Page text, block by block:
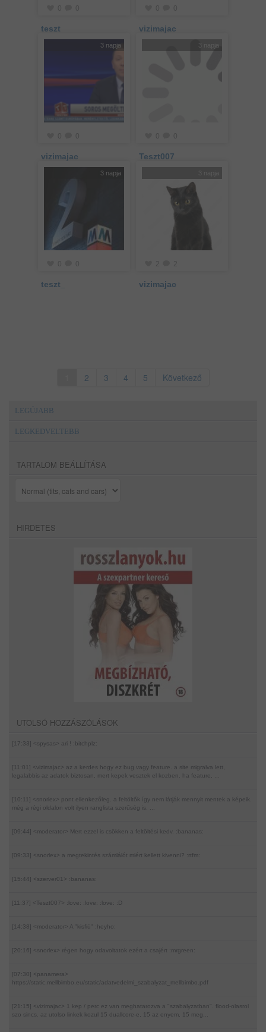
teszt vizimajac
3 napja
vizimajac
3 napja
Teszt007
3 napja
teszt_
3 napja
2 2
vizimajac
2 3 4 5 Következő
LEGÚJABB
LEGKEDVELTEBB
TARTALOM BEÁLLÍTÁSA
HIRDETES
UTOLSÓ HOZZÁSZÓLÁSOK
[17:33] <spysas> ari ! :bitchplz:
[11:01] <vizimajac> az a kerdes hogy ez bug vagy feature. a site migralva lett,
legalabbis az adatok biztosan, mert kepek vesztek el kozben. ha feature, ...
[10:11] <snorlex> pont ellenkezőleg. a feltöltők így nem látják mennyit mentek a képeik.
még a régi oldalon volt ilyen ranglista szerűség is, ...
[09:44] <moderator> Mert ezzel is csökken a feltöltési kedv. :bananas:
[09:33] <snorlex> a megtekintés számlálót miért kellett kivenni? :rtfm:
[15:44] <szerver01> :bananas:
[11:37] <Teszt007> :love: :love: :love: :D
[14:38] <moderator> A "kisfiú" :heyho:
[20:16] <snorlex> régen hogy odavoltatok ezért a csajért :mrgreen:
[07:30] <panamera>
https://static.mellbimbo.eu/static/adatvedelmi_szabalyzat_mellbimbo.pdf
[21:15] <vizimajac> 1 kep / perc ez van meghatarozva a "szabalyzatban". flood-olasrol
szo sincs. az utolso linkek kozul 15 duallcore-e, 15 az enyem, 15 meg...